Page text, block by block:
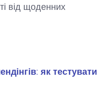
від щоденних
як тестувати